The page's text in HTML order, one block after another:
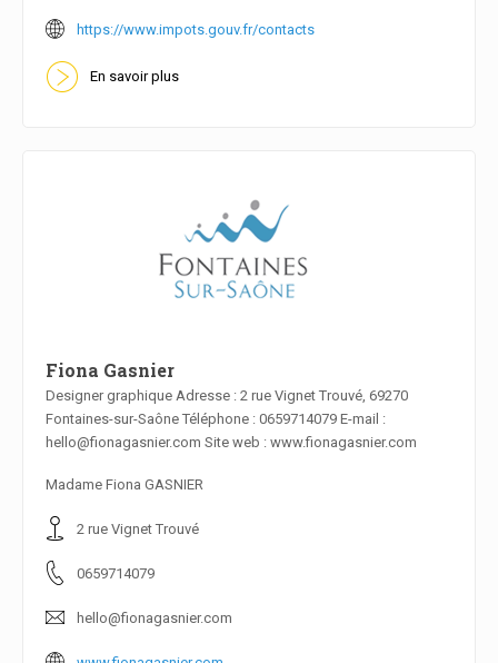
https://www.impots.gouv.fr/contacts
En savoir plus
En savoir plus
Fiona Gasnier
Designer graphique Adresse : 2 rue Vignet Trouvé, 69270
Fontaines-sur-Saône Téléphone : 0659714079 E-mail :
hello@fionagasnier.com Site web : www.fionagasnier.com
Madame Fiona GASNIER
2 rue Vignet Trouvé
0659714079
hello@fionagasnier.com